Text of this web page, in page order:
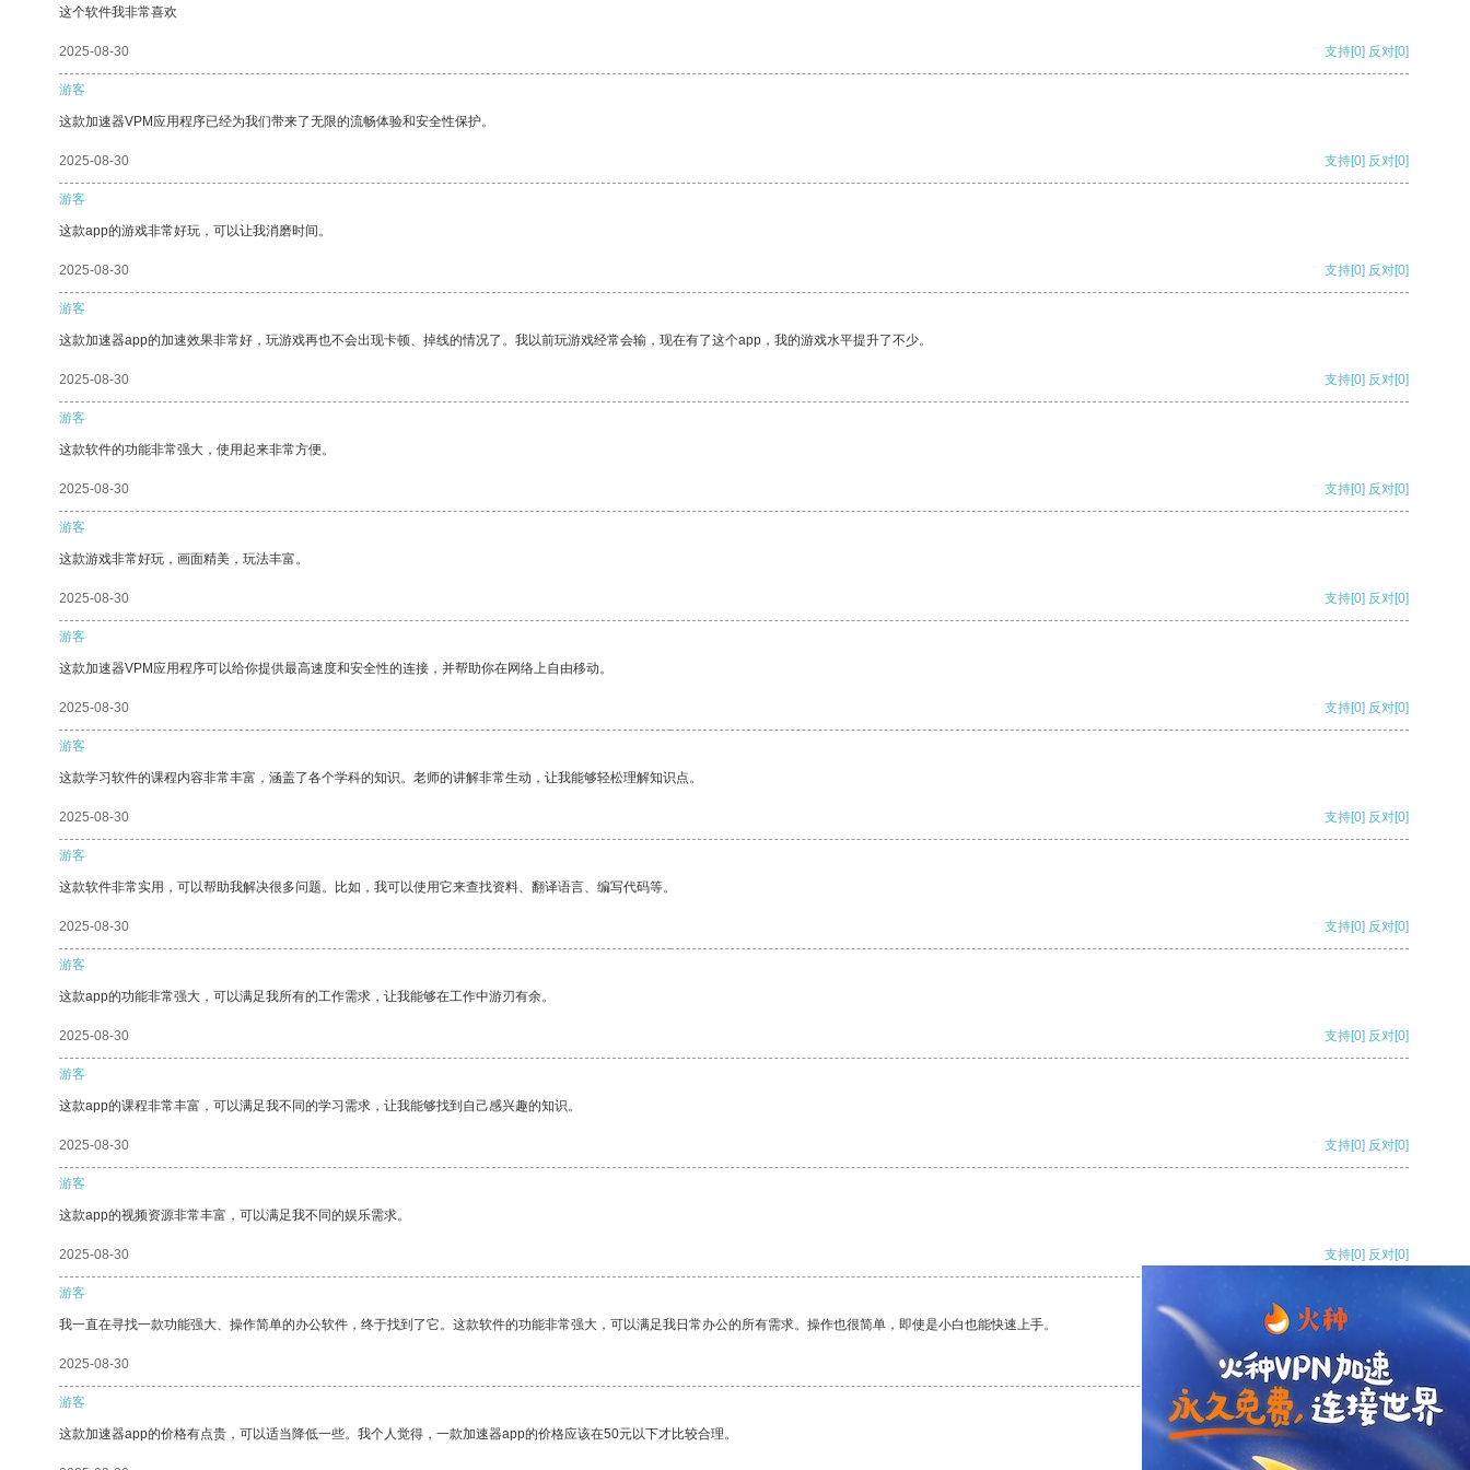
这个软件我非常喜欢
2025-08-30 支持[0] 反对[0]
游客
这款加速器VPM应用程序已经为我们带来了无限的流畅体验和安全性保护。
2025-08-30 支持[0] 反对[0]
游客
这款app的游戏非常好玩，可以让我消磨时间。
2025-08-30 支持[0] 反对[0]
游客
这款加速器app的加速效果非常好，玩游戏再也不会出现卡顿、掉线的情况了。我以前玩游戏经常会输，现在有了这个app，我的游戏水平提升了不少。
2025-08-30 支持[0] 反对[0]
游客
这款软件的功能非常强大，使用起来非常方便。
2025-08-30 支持[0] 反对[0]
游客
这款游戏非常好玩，画面精美，玩法丰富。
2025-08-30 支持[0] 反对[0]
游客
这款加速器VPM应用程序可以给你提供最高速度和安全性的连接，并帮助你在网络上自由移动。
2025-08-30 支持[0] 反对[0]
游客
这款学习软件的课程内容非常丰富，涵盖了各个学科的知识。老师的讲解非常生动，让我能够轻松理解知识点。
2025-08-30 支持[0] 反对[0]
游客
这款软件非常实用，可以帮助我解决很多问题。比如，我可以使用它来查找资料、翻译语言、编写代码等。
2025-08-30 支持[0] 反对[0]
游客
这款app的功能非常强大，可以满足我所有的工作需求，让我能够在工作中游刃有余。
2025-08-30 支持[0] 反对[0]
游客
这款app的课程非常丰富，可以满足我不同的学习需求，让我能够找到自己感兴趣的知识。
2025-08-30 支持[0] 反对[0]
游客
这款app的视频资源非常丰富，可以满足我不同的娱乐需求。
2025-08-30 支持[0] 反对[0]
游客
我一直在寻找一款功能强大、操作简单的办公软件，终于找到了它。这款软件的功能非常强大，可以满足我日常办公的所有需求。操作也很简单，即使是小白也能快速上手。
2025-08-30 支持[0] 反对
游客
这款加速器app的价格有点贵，可以适当降低一些。我个人觉得，一款加速器app的价格应该在50元以下才比较合理。